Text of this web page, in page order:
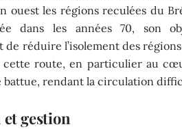
ouest les régions reculées du
dans les années 70, son
de réduire l’isolement des
route, en particulier au
battue, rendant la circulation
gestion